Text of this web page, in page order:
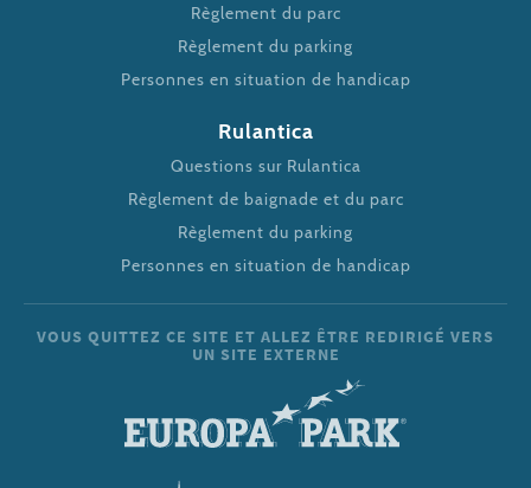
Règlement du parc
Règlement du parking
Personnes en situation de handicap
Rulantica
Questions sur Rulantica
Règlement de baignade et du parc
Règlement du parking
Personnes en situation de handicap
VOUS QUITTEZ CE SITE ET ALLEZ ÊTRE REDIRIGÉ VERS
UN SITE EXTERNE